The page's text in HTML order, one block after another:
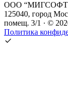
ООО “МИГСОФТ”
125040, город
помещ. 3/1 · ©
Политика